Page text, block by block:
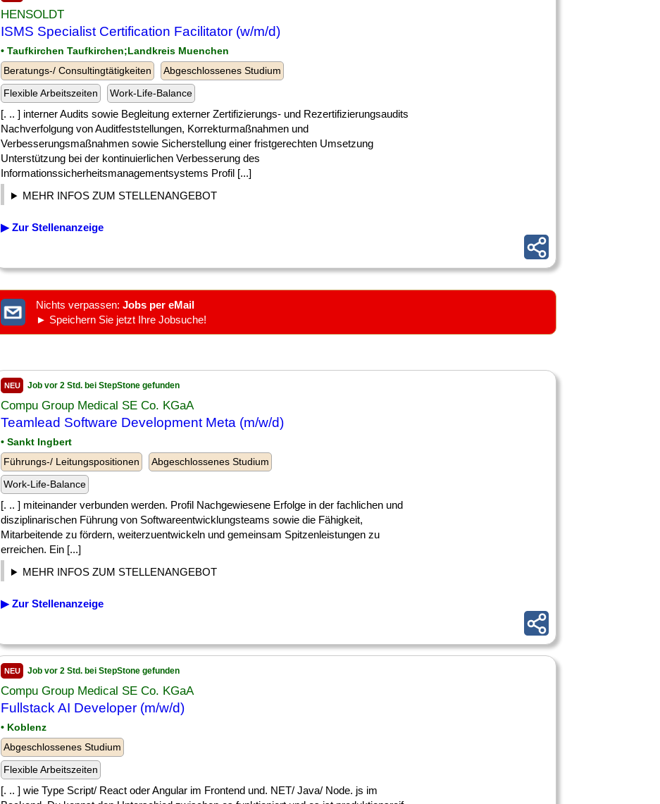
HENSOLDT
ISMS Specialist Certification Facilitator (w/m/d)
• Taufkirchen Taufkirchen;Landkreis Muenchen
Beratungs-/ Consultingtätigkeiten
Abgeschlossenes Studium
Flexible Arbeitszeiten
Work-Life-Balance
[. .. ] interner Audits sowie Begleitung externer Zertifizierungs- und Rezertifizierungsaudits
Nachverfolgung von Auditfeststellungen, Korrekturmaßnahmen und
Verbesserungsmaßnahmen sowie Sicherstellung einer fristgerechten Umsetzung
Unterstützung bei der kontinuierlichen Verbesserung des
Informationssicherheitsmanagementsystems Profil [...]
MEHR INFOS ZUM STELLENANGEBOT
▶ Zur Stellenanzeige
Nichts verpassen: Jobs per eMail
► Speichern Sie jetzt Ihre Jobsuche!
NEU Job vor 2 Std. bei StepStone gefunden
Compu Group Medical SE Co. KGaA
Teamlead Software Development Meta (m/w/d)
• Sankt Ingbert
Führungs-/ Leitungspositionen
Abgeschlossenes Studium
Work-Life-Balance
[. .. ] miteinander verbunden werden. Profil Nachgewiesene Erfolge in der fachlichen und
disziplinarischen Führung von Softwareentwicklungsteams sowie die Fähigkeit,
Mitarbeitende zu fördern, weiterzuentwickeln und gemeinsam Spitzenleistungen zu
erreichen. Ein [...]
MEHR INFOS ZUM STELLENANGEBOT
▶ Zur Stellenanzeige
NEU Job vor 2 Std. bei StepStone gefunden
Compu Group Medical SE Co. KGaA
Fullstack AI Developer (m/w/d)
• Koblenz
Abgeschlossenes Studium
Flexible Arbeitszeiten
[. .. ] wie Type Script/ React oder Angular im Frontend und. NET/ Java/ Node. js im